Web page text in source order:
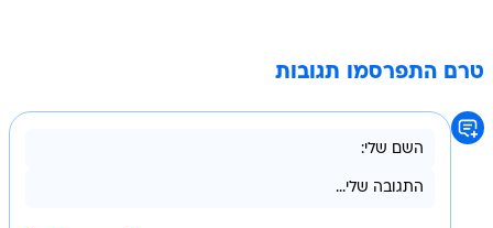
טרם התפרסמו תגובות